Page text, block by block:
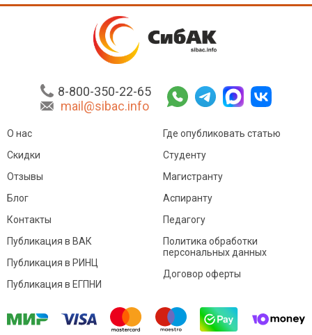
8-800-350-22-65
mail@sibac.info
О нас
Скидки
Отзывы
Блог
Контакты
Где опубликовать статью
Студенту
Магистранту
Аспиранту
Педагогу
Публикация в ВАК
Публикация в РИНЦ
Публикация в ЕГПНИ
Политика обработки
персональных данных
Договор оферты